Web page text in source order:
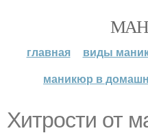
главная виды
маникюр в
Хитрости от